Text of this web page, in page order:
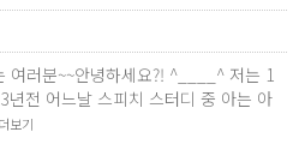
여러분~~안녕하세요?! ^____^ 저는 1
년전 어느날 스피치 스터디 중 아는 아
더보기